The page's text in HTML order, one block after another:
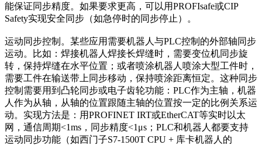
能保证同步精度。如果要求更高，可以用PROFIsafe或CIP
Safety实现安全同步（如急停时的同步停止）。
运动同步控制。某些应用需要机器人与PLC控制的外部轴同步
运动。比如：焊接机器人焊接长焊缝时，需要变位机同步旋
转，保持焊缝在水平位置；或者喷涂机器人喷涂大型工件时，
需要工件在输送带上同步移动，保持喷涂距离恒定。这种同步
控制需要用到凸轮同步或电子齿轮功能：PLC作为主轴，机器
人作为从轴，从轴的位置跟随主轴的位置按一定的比例关系运
动。实现方法是：用PROFINET IRT或EtherCAT等实时以太
网，通信周期<1ms，同步精度<1μs；PLC和机器人都要支持
运动同步功能（如西门子S7-1500T CPU + 库卡机器人的